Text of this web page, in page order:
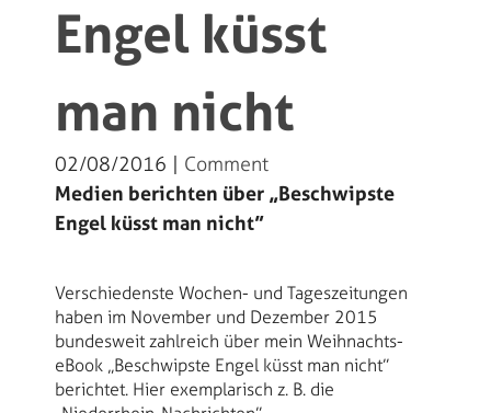
Engel küsst
man nicht
02/08/2016 | Comment
Medien berichten über „Beschwipste
Engel küsst man nicht”
Verschiedenste Wochen- und Tageszeitungen
haben im November und Dezember 2015
bundesweit zahlreich über mein Weihnachts-
eBook „Beschwipste Engel küsst man nicht”
berichtet. Hier exemplarisch z. B. die